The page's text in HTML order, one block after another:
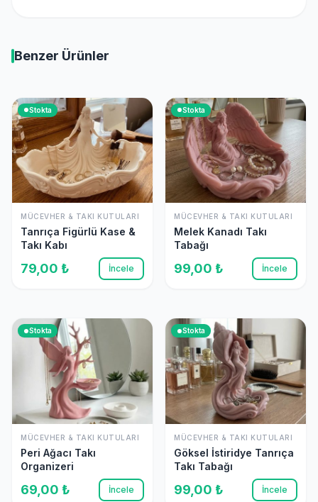
Benzer Ürünler
Stokta
MÜCEVHER & TAKI KUTULARI
Tanrıça Figürlü Kase &
Takı Kabı
79,00 ₺ İncele
Stokta
MÜCEVHER & TAKI KUTULARI
Melek Kanadı Takı
Tabağı
99,00 ₺ İncele
Stokta
MÜCEVHER & TAKI KUTULARI
Peri Ağacı Takı
Organizeri
69,00 ₺ İncele
Stokta
MÜCEVHER & TAKI KUTULARI
Göksel İstiridye Tanrıça
Takı Tabağı
99,00 ₺ İncele